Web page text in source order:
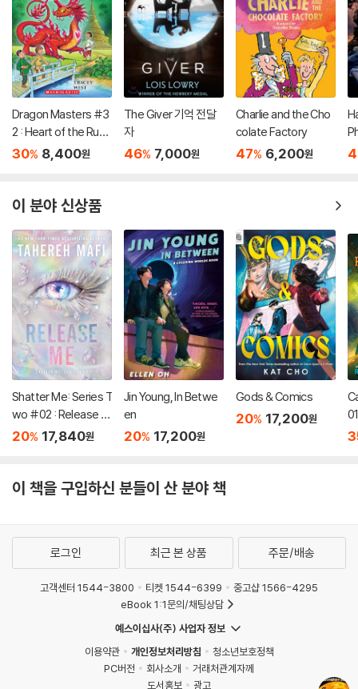
Dragon Masters #3
2 : Heart of the Ruby
Dragon (A Branches
30% 8,400원
The Giver 기억 전달
자
46% 7,000원
Charlie and the Cho
colate Factory
47% 6,200원
(
이 분야 신상품
Shatter Me: Series T
wo #02 : Release M
e
20% 17,840원
Jin Young, In Betwe
en
20% 17,200원
Gods & Comics
20% 17,200원
이 책을 구입하신 분들이 산 분야 책
로그인 최근 본 상품 주문/배송
고객센터 1544-3800 티켓 1544-6399
중고샵 1566-4295
eBook 1:1문의/채팅상담
예스이십사(주) 사업자 정보
이용약관
개인정보처리방침
청소년보호정책
PC버전
회사소개
거래처관계자께
도서홍보
광고